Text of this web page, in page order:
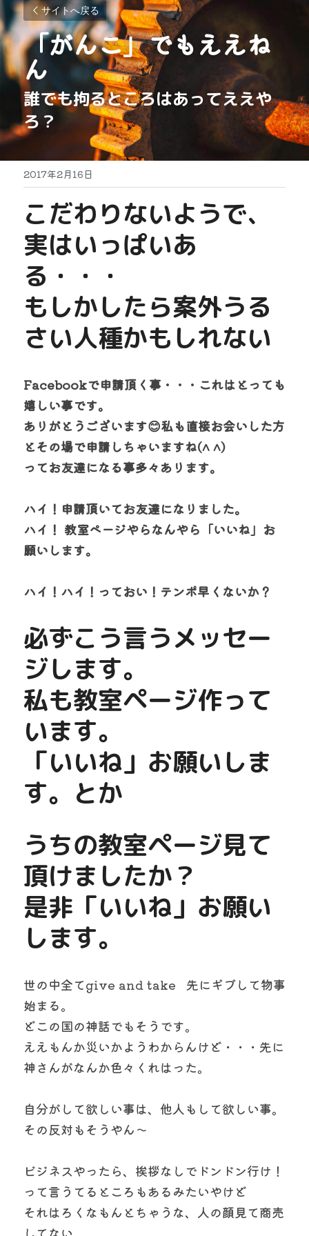
サイトへ戻る
「がんこ」でもええね
ん
誰でも拘るところはあってええや
ろ？
2017年2月16日
こだわりないようで、
実はいっぱいあ
る・・・
もしかしたら案外うる
さい人種かもしれない
Facebookで申請頂く事・・・これはとっても
嬉しい事です。
ありがとうございます😊私も直接お会いした方
とその場で申請しちゃいますね(^ ^)
ってお友達になる事多々あります。
ハイ！申請頂いてお友達になりました​。
ハイ！ 教室ページやらなんやら「いいね」お
願いします。
ハイ！ハイ！っておい！テンポ早くないか？
必ずこう言うメッセー
ジします。
私も教室ページ作って
います。
「いいね」お願いしま
す。とか
うちの教室ページ見て
頂けましたか？
是非「いいね」お願い
します。
世の中全てgive and take   先にギブして物事
始まる。
どこの国の神話でもそうです。
ええもんか災いかようわからんけど・・・先に
神さんがなんか色々くれはった。
自分がして欲しい事は、他人もして欲しい事。
その反対もそうやん〜
ビジネスやったら、挨拶なしでドンドン行け！
って言うてるところもあるみたいやけど
それはろくなもんとちゃうな、人の顔見て商売